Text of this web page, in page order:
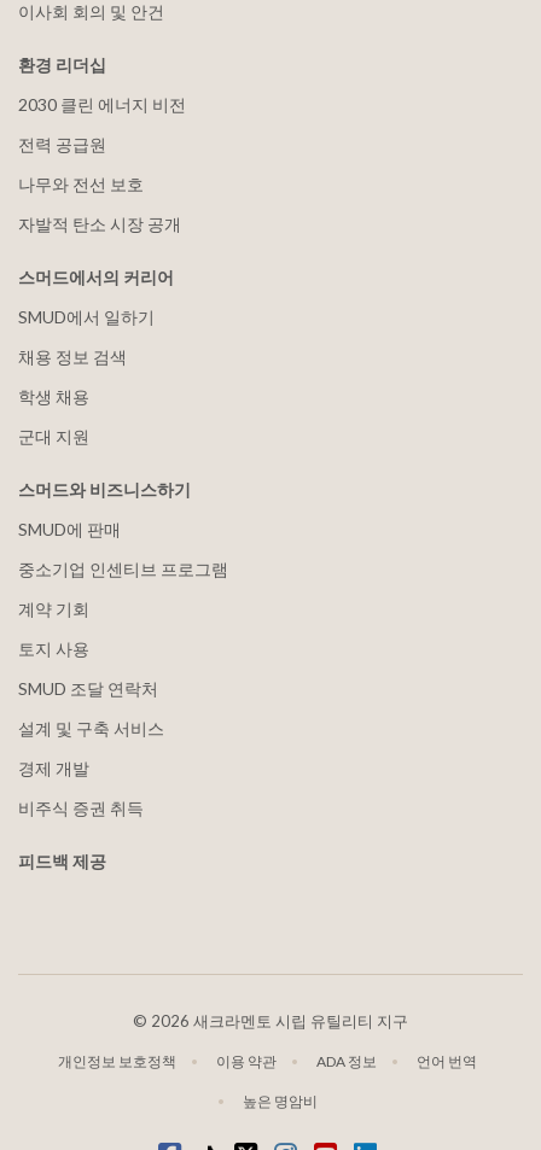
이사회 회의 및 안건
환경 리더십
2030 클린 에너지 비전
전력 공급원
나무와 전선 보호
자발적 탄소 시장 공개
스머드에서의 커리어
SMUD에서 일하기
채용 정보 검색
학생 채용
군대 지원
스머드와 비즈니스하기
SMUD에 판매
중소기업 인센티브 프로그램
계약 기회
토지 사용
SMUD 조달 연락처
설계 및 구축 서비스
경제 개발
비주식 증권 취득
피드백 제공
© 2026 새크라멘토 시립 유틸리티 지구
개인정보 보호정책 이용 약관 ADA 정보 언어 번역
높은 명암비